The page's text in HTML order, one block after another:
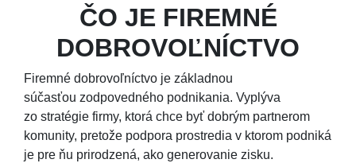
ČO JE FIREMNÉ
DOBROVOĽNÍCTVO
Firemné dobrovoľníctvo je základnou
súčasťou zodpovedného podnikania. Vyplýva
zo stratégie firmy, ktorá chce byť dobrým partnerom
komunity, pretože podpora prostredia v ktorom podniká
je pre ňu prirodzená, ako generovanie zisku.